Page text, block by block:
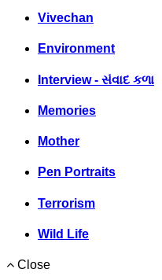
Vivechan
Environment
Interview - સંવાદ કળા
Memories
Mother
Pen Portraits
Terrorism
Wild Life
Close